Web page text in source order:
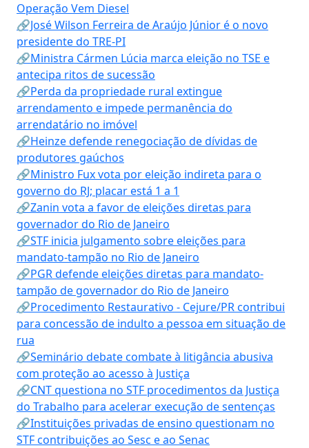
Operação Vem Diesel
🔗José Wilson Ferreira de Araújo Júnior é o novo
presidente do TRE-PI
🔗Ministra Cármen Lúcia marca eleição no TSE e
antecipa ritos de sucessão
🔗Perda da propriedade rural extingue
arrendamento e impede permanência do
arrendatário no imóvel
🔗Heinze defende renegociação de dívidas de
produtores gaúchos
🔗Ministro Fux vota por eleição indireta para o
governo do RJ; placar está 1 a 1
🔗Zanin vota a favor de eleições diretas para
governador do Rio de Janeiro
🔗STF inicia julgamento sobre eleições para
mandato-tampão no Rio de Janeiro
🔗PGR defende eleições diretas para mandato-
tampão de governador do Rio de Janeiro
🔗Procedimento Restaurativo - Cejure/PR contribui
para concessão de indulto a pessoa em situação de
rua
🔗Seminário debate combate à litigância abusiva
com proteção ao acesso à Justiça
🔗CNT questiona no STF procedimentos da Justiça
do Trabalho para acelerar execução de sentenças
🔗Instituições privadas de ensino questionam no
STF contribuições ao Sesc e ao Senac